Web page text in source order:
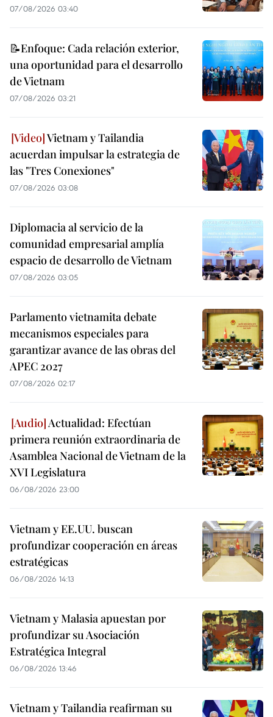
07/08/2026 03:40
📝Enfoque: Cada relación exterior,
una oportunidad para el desarrollo
de Vietnam
07/08/2026 03:21
Vietnam y Tailandia
acuerdan impulsar la estrategia de
las "Tres Conexiones"
07/08/2026 03:08
Diplomacia al servicio de la
comunidad empresarial amplía
espacio de desarrollo de Vietnam
07/08/2026 03:05
Parlamento vietnamita debate
mecanismos especiales para
garantizar avance de las obras del
APEC 2027
07/08/2026 02:17
Actualidad: Efectúan
primera reunión extraordinaria de
Asamblea Nacional de Vietnam de la
XVI Legislatura
06/08/2026 23:00
Vietnam y EE.UU. buscan
profundizar cooperación en áreas
estratégicas
06/08/2026 14:13
Vietnam y Malasia apuestan por
profundizar su Asociación
Estratégica Integral
06/08/2026 13:46
Vietnam y Tailandia reafirman su